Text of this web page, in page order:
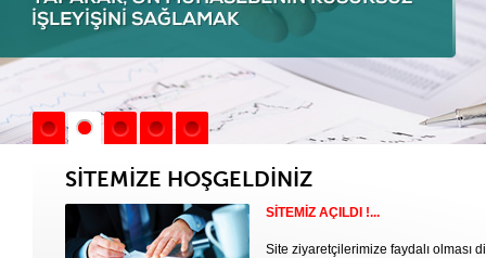
SİTEMİZE HOŞGELDİNİZ
SİTEMİZ AÇILDI !...
Site ziyaretçilerimize faydalı olması